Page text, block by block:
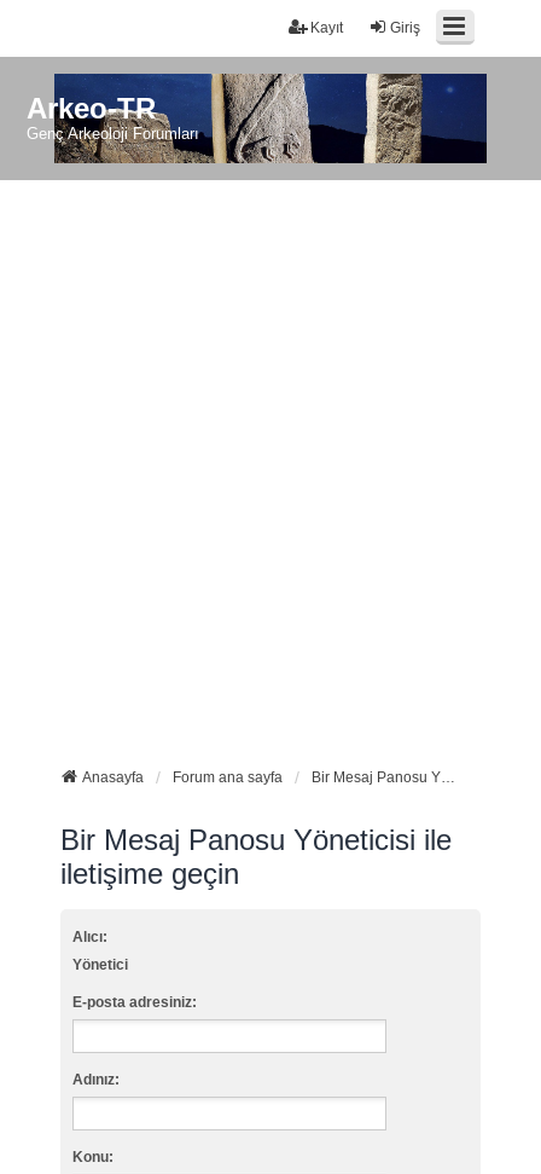
Giriş
Kayıt
Arkeo-TR
Genç Arkeoloji Forumları
Anasayfa Forum ana sayfa Bir Mesaj Panosu Yöneticisi ile iletişime geçin
Bir Mesaj Panosu Yöneticisi ile
iletişime geçin
Alıcı:
Yönetici
E-posta adresiniz:
Adınız:
Konu: